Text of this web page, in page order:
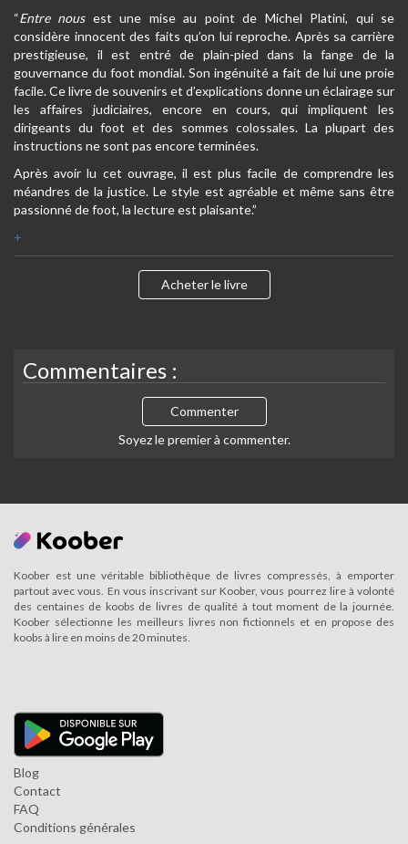
“Entre nous est une mise au point de Michel Platini, qui se
considère innocent des faits qu’on lui reproche. Après sa carrière
prestigieuse, il est entré de plain-pied dans la fange de la
gouvernance du foot mondial. Son ingénuité a fait de lui une proie
facile. Ce livre de souvenirs et d’explications donne un éclairage sur
les affaires judiciaires, encore en cours, qui impliquent les
dirigeants du foot et des sommes colossales. La plupart des
instructions ne sont pas encore terminées.
Après avoir lu cet ouvrage, il est plus facile de comprendre les
méandres de la justice. Le style est agréable et même sans être
passionné de foot, la lecture est plaisante.”
+
Acheter le livre
Commentaires :
Commenter
Soyez le premier à commenter.
Koober est une véritable bibliothèque de livres compressés, à emporter
partout avec vous. En vous inscrivant sur Koober, vous pourrez lire à volonté
des centaines de koobs de livres de qualité à tout moment de la journée.
Koober sélectionne les meilleurs livres non fictionnels et en propose des
koobs à lire en moins de 20 minutes.
Blog
Contact
FAQ
Conditions générales